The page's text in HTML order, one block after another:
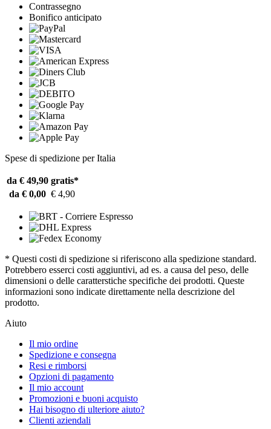
Contrassegno
Bonifico anticipato
Spese di spedizione per Italia
da € 49,90 gratis*
da € 0,00 € 4,90
* Questi costi di spedizione si riferiscono alla spedizione standard.
Potrebbero esserci costi aggiuntivi, ad es. a causa del peso, delle
dimensioni o delle caratterstiche specifiche dei prodotti. Queste
informazioni sono indicate direttamente nella descrizione del
prodotto.
Aiuto
Il mio ordine
Spedizione e consegna
Resi e rimborsi
Opzioni di pagamento
Il mio account
Promozioni e buoni acquisto
Hai bisogno di ulteriore aiuto?
Clienti aziendali